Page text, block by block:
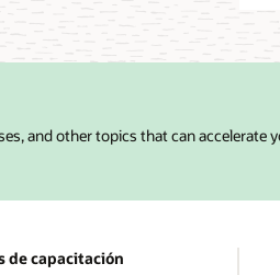
and other topics that can accelerate
de capacitación